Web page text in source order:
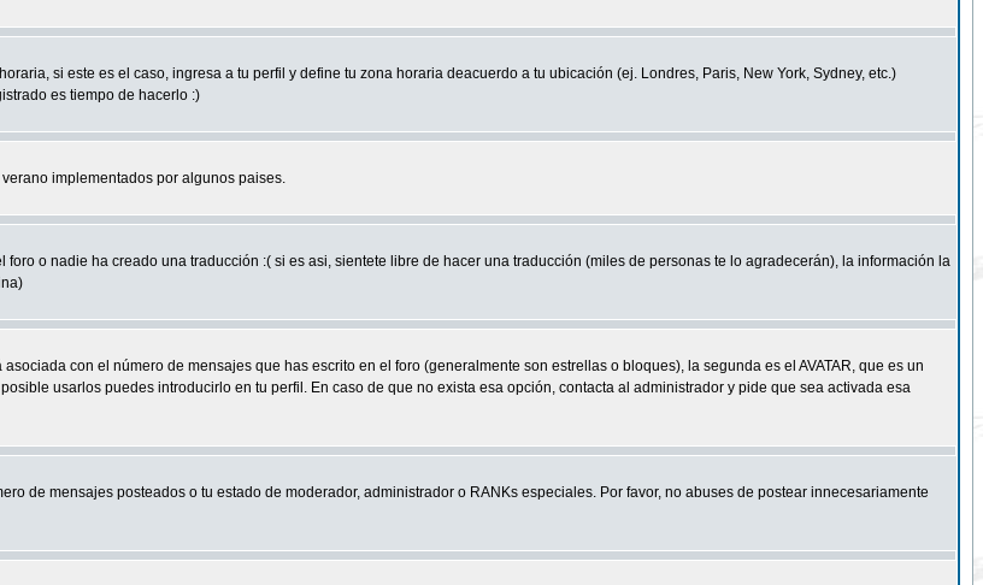
si este es el caso, ingresa a tu perfil y define tu zona horaria deacuerdo a tu ubicación (ej. Londres, Paris, New York, Sydney, etc.)
es tiempo de hacerlo :)
implementados por algunos paises.
o nadie ha creado una traducción :( si es asi, sientete libre de hacer una traducción (miles de personas te lo agradecerán), la información la
con el número de mensajes que has escrito en el foro (generalmente son estrellas o bloques), la segunda es el AVATAR, que es un
usarlos puedes introducirlo en tu perfil. En caso de que no exista esa opción, contacta al administrador y pide que sea activada esa
de mensajes posteados o tu estado de moderador, administrador o RANKs especiales. Por favor, no abuses de postear innecesariamente